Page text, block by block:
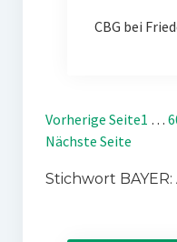
CBG bei
Vorherige Seite1 …
Nächste Seite
Stichwort